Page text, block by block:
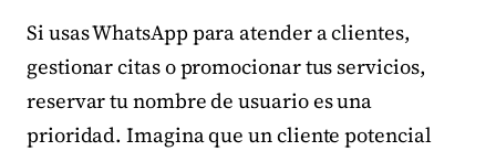
Si usas WhatsApp para atender a clientes,
gestionar citas o promocionar tus servicios,
reservar tu nombre de usuario es una
prioridad. Imagina que un cliente potencial